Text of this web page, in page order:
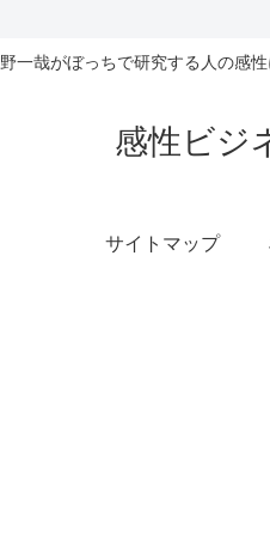
一哉がぼっちで研究する人の感
感性ビジ
サイトマップ